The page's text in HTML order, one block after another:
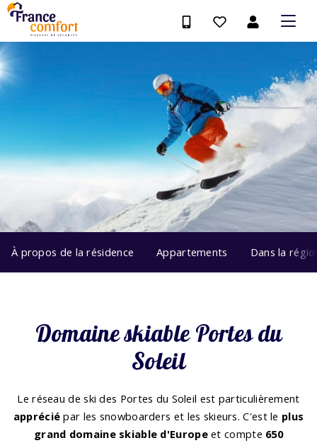
À propos de la résidence Appartements Dans la
Domaine skiable Portes du
Soleil
Le réseau de ski des Portes du Soleil est particulièrement
apprécié par les snowboarders et les skieurs. C'est le plus
grand domaine skiable d'Europeet compte 650